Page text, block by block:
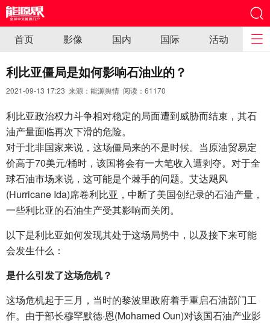
首页 影像 国内 国际 活动
利比亚僵局是如何影响石油业的？
2021-09-13 17:23 来源：能源舆情 阅读： 61170
利比亚政治权力斗争相对稳定的局面遭到威胁而结束，其石
油产量面临再次下滑的危险。
对于北非国家来说，这场僵局来的不是时候。当原油贸易定
价高于70美元/桶时，该国将会有一大笔收入遭剥夺。对于全
球石油市场来说，这可能是个棘手的问题。艾达飓风
(Hurricane Ida)席卷利比亚，中断了美国创纪录的石油产量，
一些利比亚的石油生产受其影响而关闭。
以下是利比亚如何发现其处于这场局势中，以及接下来可能
会发生什么：
是什么引发了这场危机？
这场危机起于三月，当时的黎波里政府着手重启石油部门工
作。由于部长穆罕默德·恩(Mohamed Oun)对该国石油产业影